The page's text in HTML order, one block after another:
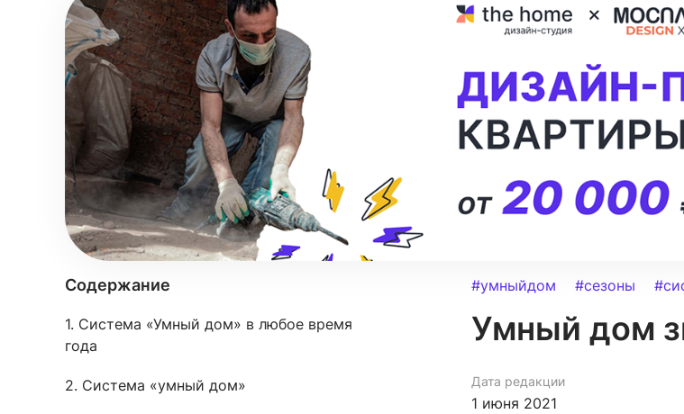
Содержание
1. Система «Умный дом» в любое время
года
2. Система «умный дом»
#умныйдом #сезоны
Умный дом
Дата редакции
1 июня 2021